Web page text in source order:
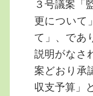
３号議案「
更について
て」、であ
説明がなさ
案どおり承
収支予算」